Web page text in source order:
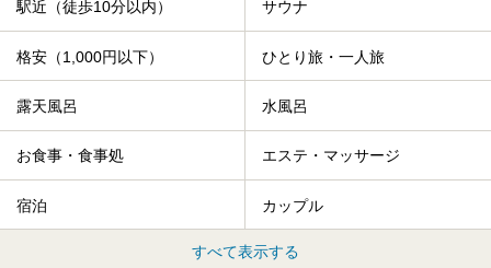
駅近（徒歩10分以内） サウナ
格安（1,000円以下） ひとり旅・一人旅
露天風呂 水風呂
お食事・食事処 エステ・マッサージ
宿泊 カップル
すべて表示する